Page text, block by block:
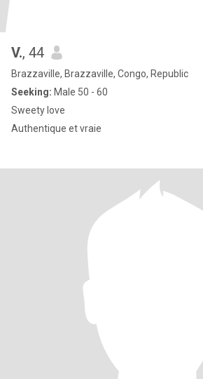
V., 44
Brazzaville, Brazzaville, Congo, Republic
Seeking: Male 50 - 60
Sweety love
Authentique et vraie